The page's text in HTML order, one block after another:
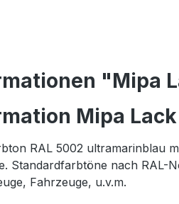
"Mipa
Mipa
RAL 5002 ultramarinblau
Standardfarbtöne nach RAL-
Fahrzeuge, u.v.m.